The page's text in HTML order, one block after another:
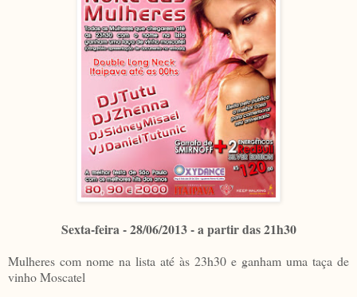
Sexta-feira - 28/06/2013 - a partir das 21h30
Mulheres com nome na lista até às 23h30 e ganham uma taça de
vinho Moscatel